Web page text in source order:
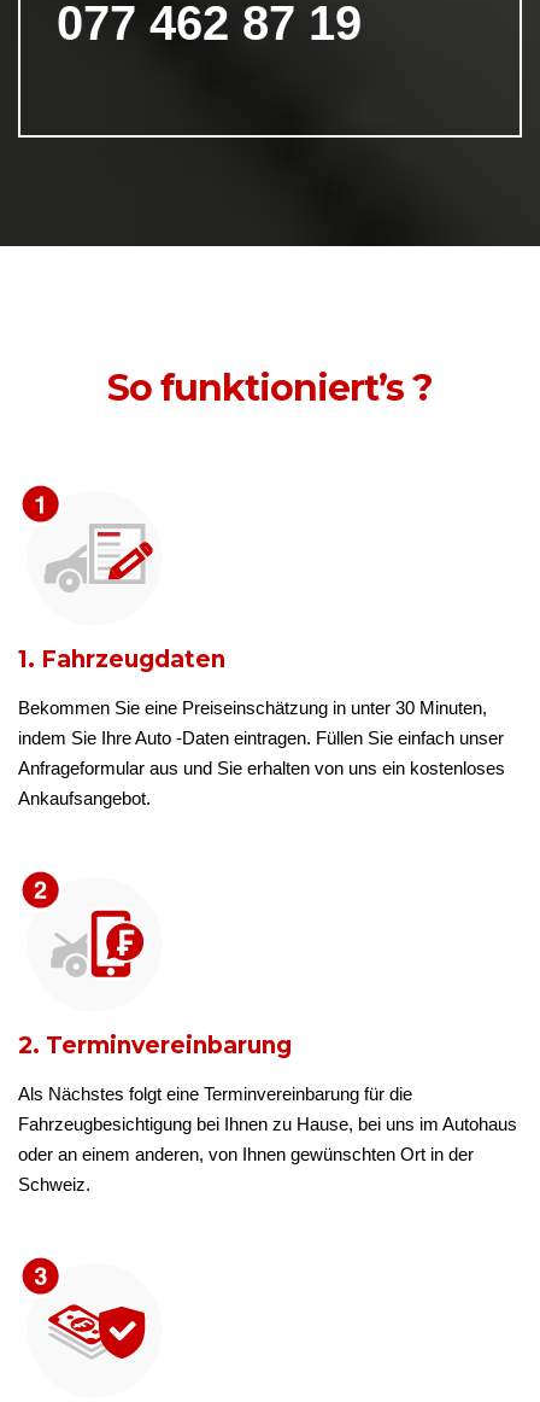
077 462 87 19
So funktioniert’s ?
1. Fahrzeugdaten
Bekommen Sie eine Preiseinschätzung in unter 30 Minuten,
indem Sie Ihre Auto -Daten eintragen. Füllen Sie einfach unser
Anfrageformular aus und Sie erhalten von uns ein kostenloses
Ankaufsangebot.
2. Terminvereinbarung
Als Nächstes folgt eine Terminvereinbarung für die
Fahrzeugbesichtigung bei Ihnen zu Hause, bei uns im Autohaus
oder an einem anderen, von Ihnen gewünschten Ort in der
Schweiz.